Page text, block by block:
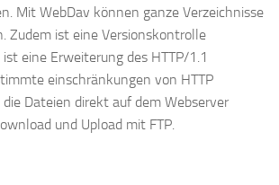
Mit WebDav können ganze Verzeichnisse
Zudem ist eine Versionskontrolle
eine Erweiterung des HTTP/1.1
einschränkungen von HTTP
Dateien direkt auf dem Webserver
und Upload mit FTP.